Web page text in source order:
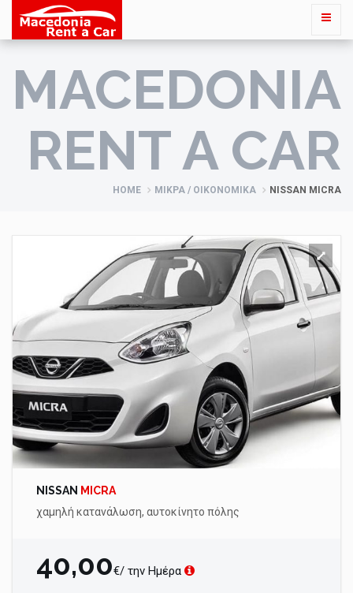
MACEDONIA
RENT A CAR
HOME ΜΙΚΡΆ / ΟΙΚΟΝΟΜΙΚΆ NISSAN MICRA
NISSAN MICRA
χαμηλή κατανάλωση, αυτοκίνητο πόλης
40,00€/ την Ημέρα